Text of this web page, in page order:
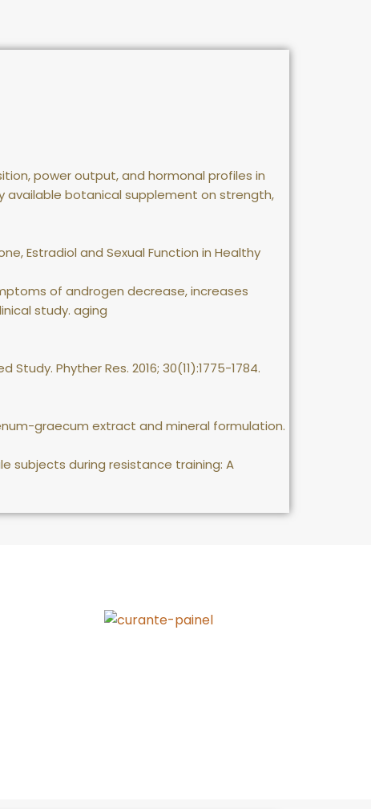
power output, and hormonal profiles in
available botanical supplement on strength,
Estradiol and Sexual Function in Healthy
of androgen decrease, increases
study. aging
Phyther Res. 2016; 30(11):1775-1784.
graecum extract and mineral formulation.
subjects during resistance training: A